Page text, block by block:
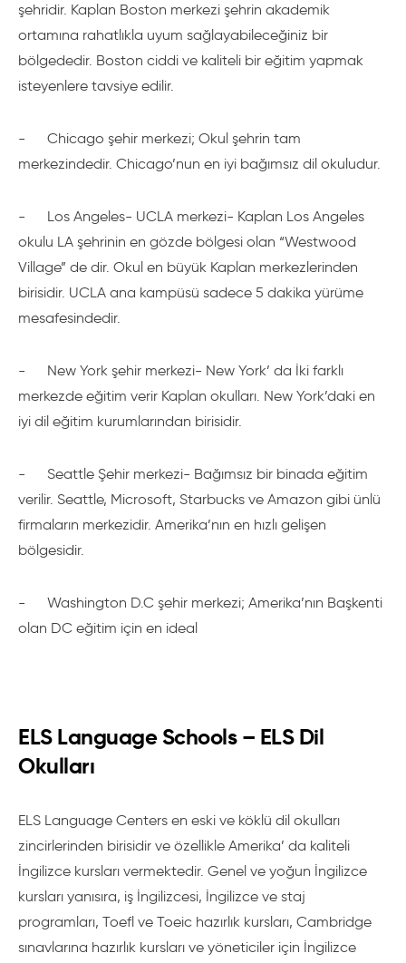
şehridir. Kaplan Boston merkezi şehrin akademik
ortamına rahatlıkla uyum sağlayabileceğiniz bir
bölgededir. Boston ciddi ve kaliteli bir eğitim yapmak
isteyenlere tavsiye edilir.
-
Chicago şehir merkezi; Okul şehrin tam
merkezindedir. Chicago’nun en iyi bağımsız dil okuludur.
-
Los Angeles- UCLA merkezi- Kaplan Los Angeles
okulu LA şehrinin en gözde bölgesi olan “Westwood
Village” de dir. Okul en büyük Kaplan merkezlerinden
birisidir. UCLA ana kampüsü sadece 5 dakika yürüme
mesafesindedir.
-
New York şehir merkezi- New York’ da İki farklı
merkezde eğitim verir Kaplan okulları. New York’daki en
iyi dil eğitim kurumlarından birisidir.
-
Seattle Şehir merkezi- Bağımsız bir binada eğitim
verilir. Seattle, Microsoft, Starbucks ve Amazon gibi ünlü
firmaların merkezidir. Amerika’nın en hızlı gelişen
bölgesidir.
-
Washington D.C şehir merkezi; Amerika’nın Başkenti
olan DC eğitim için en ideal
ELS Language Schools – ELS Dil
Okulları
ELS Language Centers en eski ve köklü dil okulları
zincirlerinden birisidir ve özellikle Amerika’ da kaliteli
İngilizce kursları vermektedir. Genel ve yoğun İngilizce
kursları yanısıra, iş İngilizcesi, İngilizce ve staj
programları, Toefl ve Toeic hazırlık kursları, Cambridge
sınavlarına hazırlık kursları ve yöneticiler için İngilizce